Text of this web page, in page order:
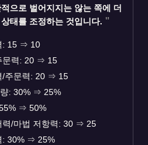
으로 벌어지지는 않는 쪽에 더
태를 조정하는 것입니다.
: 15 ⇒ 10
문력: 20 ⇒ 15
/주문력: 20 ⇒ 15
: 30% ⇒ 25%
⇒ 50%
/마법 저항력: 30 ⇒ 25
: 30% ⇒ 25%